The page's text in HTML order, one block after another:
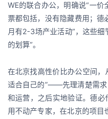
WE的联合办公，明确说“一
票都包括，没有隐藏费用；德
月有2-3场产业活动”，这些细
的划算”。
在北京找高性价比办公空间，
适合自己的”——先理清楚需
和运营，之后实地验证。德
用不动产专家，在北京的项目